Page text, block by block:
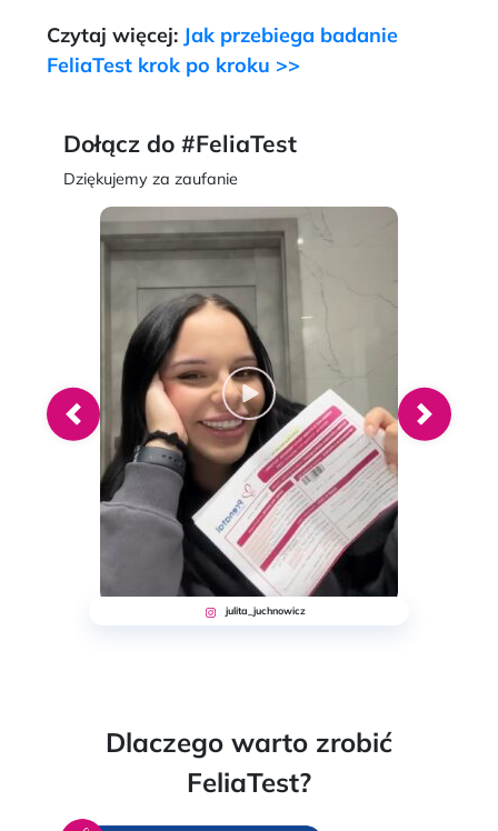
Czytaj więcej: Jak przebiega badanie
FeliaTest krok po kroku >>
Dołącz do #FeliaTest
Dziękujemy za zaufanie
julita_juchnowicz
Wstecz Dalej
Dlaczego warto zrobić
FeliaTest?